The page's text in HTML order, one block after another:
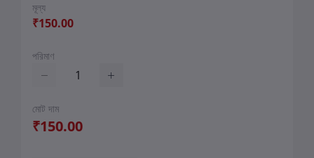
মূল্য
₹150.00
পরিমাণ
মোট দাম
₹150.00